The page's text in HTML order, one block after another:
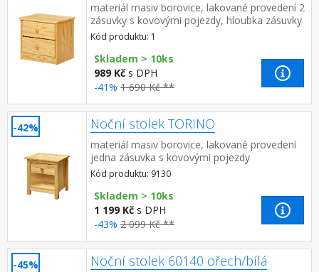
materiál masiv borovice, lakované provedení 2
zásuvky s kovovými pojezdy, hloubka zásuvky
27,5 cm
Kód produktu: 1
Skladem > 10ks
989 Kč s DPH
-41% 1 690 Kč **
-42% Noční stolek TORINO
materiál masiv borovice, lakované provedení
jedna zásuvka s kovovými pojezdy
Kód produktu: 9130
Skladem > 10ks
1 199 Kč s DPH
-43% 2 099 Kč **
-45% Noční stolek 60140 ořech/bílá